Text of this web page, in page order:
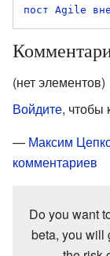
пост Agile
(нет элементов)
Войдите, чтобы
— Максим
комментариев
Do you want
beta, you will